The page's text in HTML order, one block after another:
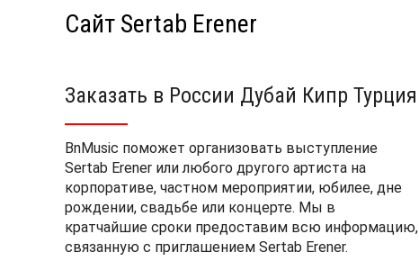
Сайт Sertab Erener
Заказать в России Дубай Кипр Турция
BnMusic поможет организовать выступление
Sertab Erener или любого другого артиста на
корпоративе, частном мероприятии, юбилее, дне
рождении, свадьбе или концерте. Мы в
кратчайшие сроки предоставим всю информацию,
связанную с приглашением Sertab Erener.